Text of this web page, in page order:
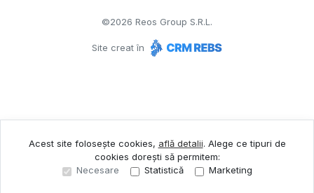
©2026 Reos Group S.R.L.
Site creat în
Acest site folosește cookies, află detalii. Alege ce tipuri de
cookies dorești să permitem:
Necesare
Statistică Marketing